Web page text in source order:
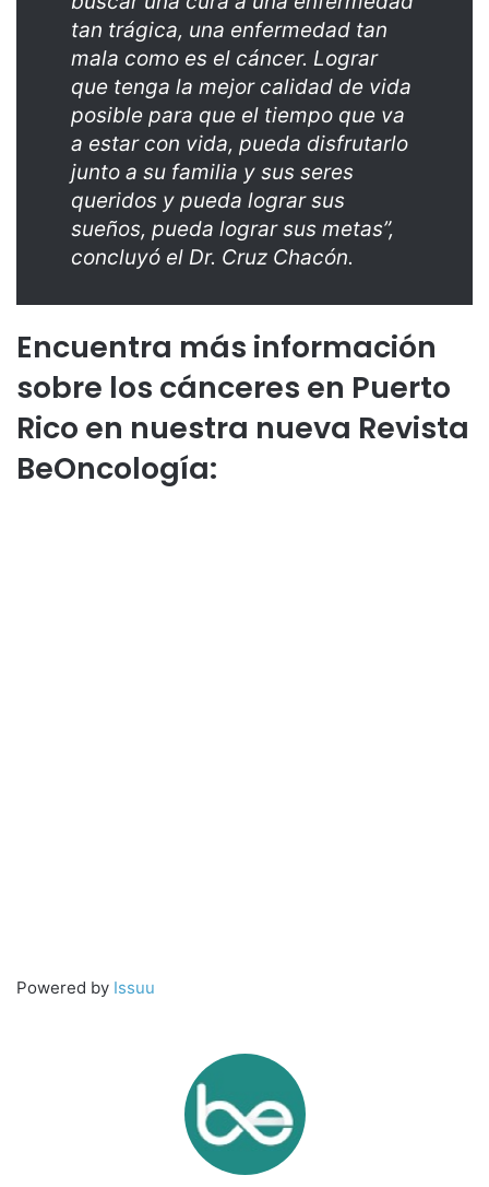
tan trágica, una enfermedad tan
mala como es el cáncer. Lograr
que tenga la mejor calidad de vida
posible para que el tiempo que va
a estar con vida, pueda disfrutarlo
junto a su familia y sus seres
queridos y pueda lograr sus
sueños, pueda lograr sus metas”,
concluyó el Dr. Cruz Chacón.
Encuentra más información
sobre los cánceres en Puerto
Rico en nuestra nueva Revista
BeOncología:
Powered by Issuu